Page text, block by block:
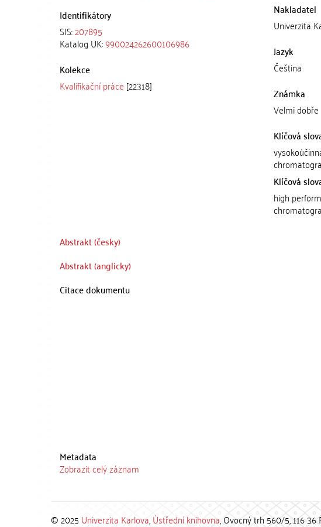
Identifikátory
SIS:207895
Katalog UK:990024262600106986
Kolekce
Kvalifikační práce [22318]
Nakladatel
Univerzita
Jazyk
Čeština
Známka
Velmi dobře
Klíčová
Klíčová
high
Abstrakt (česky)
Abstrakt (anglicky)
Citace dokumentu
Metadata
Zobrazit celý záznam
© 2025 Univerzita Karlova,Ústřední knihovna, Ovocný trh 560/5, 116 36